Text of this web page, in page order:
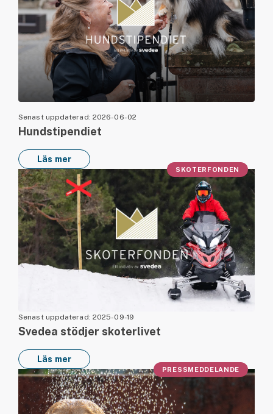
Hundstipendiet
Senast uppdaterad: 2026-06-02
Läs mer
SKOTERFONDEN
Senast uppdaterad: 2025-09-19
Svedea stödjer skoterlivet
Läs mer
PRESSMEDDELANDE